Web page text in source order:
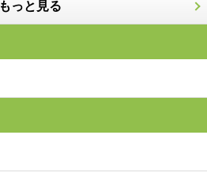
もっと見る